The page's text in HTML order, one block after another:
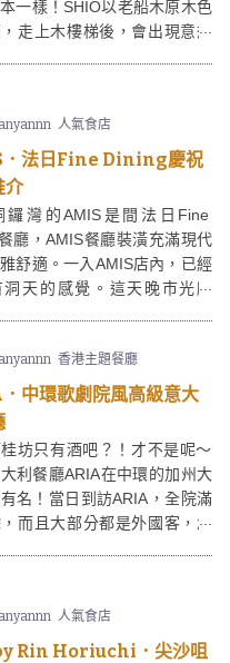
一樣！SHIO以老船木原木色
走上木樓梯後，會出現意想
人氣食店
法日Fine Dining慶祝
介
鑼灣的AMIS是間法日Fine
廳，AMIS餐廳裝潢充滿現代
舒適。一入AMIS店內，已經
洞天的感覺。這天晚市光顧
。 點選9道菜的客人，更會
隱藏菜式！
香港主題餐廳
中環歌劇院風高級意大
坊只有酒吧？！才不是呢～
利餐廳ARIA在中環的加州大
名！當日到訪ARIA，全院滿
而且大部分都是外國客，忽
中環美景和維港景觀，處處
位！
人氣食店
Rin Horiuchi．尖沙咀